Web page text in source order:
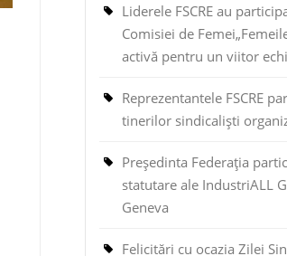
Liderele FSCRE au
Comisiei de
activă pentru un viitor
Reprezentantele FSCRE
tinerilor sindicaliști
Președinta Federația
statutare ale IndustriALL
Geneva
Felicitări cu ocazia Zilei